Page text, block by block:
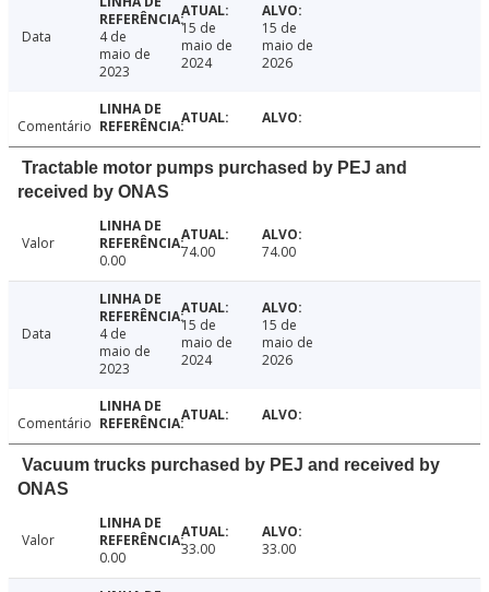
Data
4 de
maio de
2023
15 de
maio de
2024
15 de
maio de
2026
Comentário
Tractable motor pumps purchased by PEJ and
received by ONAS
Valor
0.00
74.00 74.00
Data
4 de
maio de
2023
15 de
maio de
2024
15 de
maio de
2026
Comentário
Vacuum trucks purchased by PEJ and received by
ONAS
Valor
0.00
33.00 33.00